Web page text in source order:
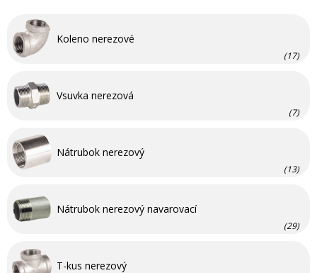
Koleno nerezové
(17)
Vsuvka nerezová
(7)
Nátrubok nerezový
(13)
Nátrubok nerezový navarovací
(29)
T-kus nerezový